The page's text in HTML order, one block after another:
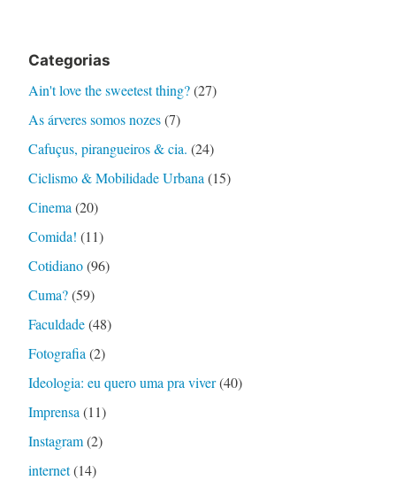
Categorias
Ain't love the sweetest thing?(27)
As árveres somos nozes(7)
Cafuçus, pirangueiros & cia. (24)
Ciclismo & Mobilidade Urbana (15)
Cinema (20)
Comida! (11)
Cotidiano(96)
Cuma?(59)
Faculdade(48)
Fotografia (2)
Ideologia: eu quero uma pra viver(40)
Imprensa (11)
Instagram(2)
internet(14)